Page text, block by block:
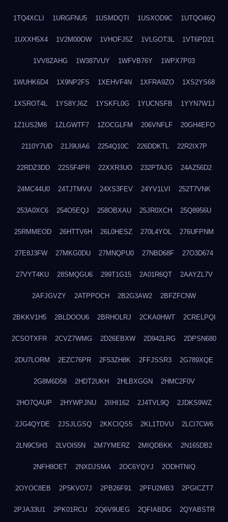
1TQ4XCLI 1URGFNU5 1USMDQTI 1USXOD9C 1UTQO46Q
1UXXH5X4 1V2M00OW 1VHOFJ5Z 1VLGOT3L 1VT6PD21
1VV8ZAHG 1W387VUY 1WFVB76Y 1WPX7P03
1WUHK6D4 1X9NP2FS 1XEHVF4N 1XFRA9ZO 1XS2YS68
1XSROT4L 1YS8YJ6Z 1YSKFL0G 1YUCNSFB 1YYN7W1J
1Z1US2M8 1ZLGWTF7 1ZOCGLFM 206VNFLF 20GH4EFO
2110Y7UD 21J9UIA6 2254Q10C 226DDKTL 22R2IX7P
22RDZ3DD 22S5F4PR 22XXR3UO 232PTAJG 24AZ56D2
24MC44U0 24TJTMVU 24XS3FEV 24YV1LVI 252T7VNK
253A0XC6 254O5EQJ 258OBXAU 25JR0XCH 25Q8956U
25RMMEOD 26HTTV6H 26L0HESZ 270L4YOL 276UFPNM
27E8J3FW 27MKG0DU 27MNQPU0 27NBD68F 27O3D674
27VYT4KU 28SMQGU6 299T1G15 2A01R6QT 2AAYZL7V
2AFJGVZY 2ATPPOCH 2B2G3AW2 2BFZFCNW
2BKKV1H5 2BLDOOU6 2BRHOLRJ 2CKA0HWT 2CRELPQI
2CSOTXFR 2CVZ7WMG 2D26EBXW 2D942LRG 2DPSN680
2DU7LORM 2EZC76PR 2F53ZH8K 2FFJSSR3 2G789XQE
2G8M6D58 2HDT2UKH 2HLBXGGN 2HMC2F0V
2HO7QAUP 2HYWPJNU 2IIHI162 2J4TVL9Q 2JDKS9WZ
2JG4QYDE 2JSJLGSQ 2KKCIQS5 2KL1TDVU 2LCI7CW6
2LN9C5H3 2LVOI55N 2M7YMERZ 2MIQDBKK 2N165DB2
2NFH8OET 2NXDJSMA 2OC6YQYJ 2ODHTNIQ
2OYOC8EB 2P5KVO7J 2PB26F91 2PFU2MB3 2PGICZT7
2PJA33U1 2PK01RCU 2Q6V9UEG 2QFIABDG 2QYABSTR